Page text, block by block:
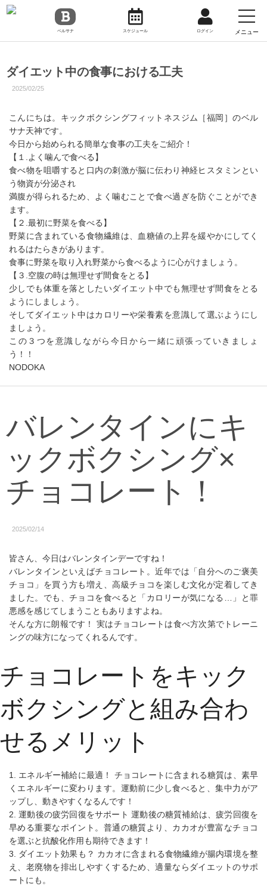
ベルサナ スケジュール ログイン メニュー
ダイエット中の食事における工夫
2025/02/25
こんにちは。キックボクシングフィットネスジム［福岡］のベル
サナ天神です。
今日から始められる簡単な食事の工夫をご紹介！
【１.よく噛んで食べる】
食べ物を咀嚼すると口内の刺激が脳に伝わり神経ヒスタミンとい
う物資が分泌され
満腹が得られるため、よく噛むことで食べ過ぎを防ぐことができ
ます。
【２.最初に野菜を食べる】
野菜に含まれている食物繊維は、血糖値の上昇を緩やかにしてく
れるはたらきがあります。
食事に野菜を取り入れ野菜から食べるように心がけましょう。
【３.空腹の時は無理せず間食をとる】
少しでも体重を落としたいダイエット中でも無理せず間食をとる
ようにしましょう。
そしてダイエット中はカロリーや栄養素を意識して選ぶようにし
ましょう。
この３つを意識しながら今日から一緒に頑張っていきましょ
う！！
NODOKA
バレンタインにキ
ックボクシング×
チョコレート！
2025/02/14
皆さん、今日はバレンタインデーですね！
バレンタインといえばチョコレート。近年では「自分へのご褒美
チョコ」を買う方も増え、高級チョコを楽しむ文化が定着してき
ました。でも、チョコを食べると「カロリーが気になる…」と罪
悪感を感じてしまうこともありますよね。
そんな方に朗報です！ 実はチョコレートは食べ方次第でトレーニ
ングの味方になってくれるんです。
チョコレートをキック
ボクシングと組み合わ
せるメリット
1. エネルギー補給に最適！
チョコレートに含まれる糖質は、素早
くエネルギーに変わります。運動前に少し食べると、集中力がア
ップし、動きやすくなるんです！
2. 運動後の疲労回復をサポート 運動後の糖質補給は、疲労回復を
早める重要なポイント。普通の糖質より、カカオが豊富なチョコ
を選ぶと抗酸化作用も期待できます！
3. ダイエット効果も？ カカオに含まれる食物繊維が腸内環境を整
え、老廃物を排出しやすくするため、適量ならダイエットのサポ
ートにも。